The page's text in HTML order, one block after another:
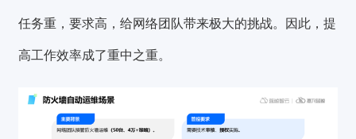
任务重，要求高，给网络团队带来极大的挑战。因此，提
高工作效率成了重中之重。